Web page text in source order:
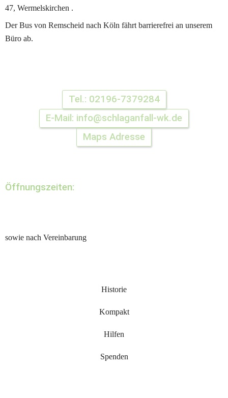
47, Wermelskirchen .
Der Bus von Remscheid nach Köln fährt barrierefrei an unserem
Büro ab.
Tel.: 02196-7379284
E-Mail: info@schlaganfall-wk.de
Maps Adresse
Öffnungszeiten:
sowie nach Vereinbarung
Historie
Kompakt
Hilfen
Spenden